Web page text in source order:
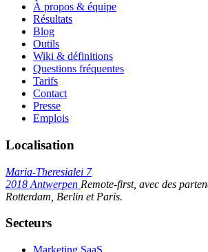
À propos & équipe
Résultats
Blog
Outils
Wiki & définitions
Questions fréquentes
Tarifs
Contact
Presse
Emplois
Localisation
Maria-Theresialei 7
2018 Antwerpen Remote-first, avec des
Rotterdam, Berlin et Paris.
Secteurs